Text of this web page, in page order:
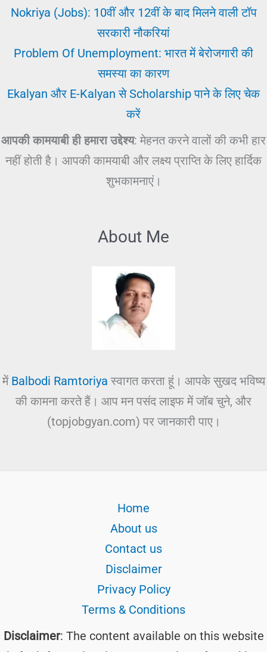
Nokriya (Jobs): 10वीं और 12वीं के बाद मिलने वाली टॉप
सरकारी नौकरियां
Problem Of Unemployment: भारत में बेरोजगारी की
समस्या का कारण
Ekalyan और E-Kalyan से Scholarship पाने के लिए चेक
करें
आपकी कामयाबी ही हमारा उद्देश्य: मेहनत करने वालों की कभी हार
नहीं होती है। आपकी कामयाबी और लक्ष्य प्राप्ति के लिए हार्दिक
शुभकामनाएं।
About Me
में Balbodi Ramtoriya स्वागत करता हूं। आपके सुखद भविष्य
की कामना करते हैं। आप मन पसंद लाइफ में जॉब चुने, और
(topjobgyan.com) पर जानकारी पाए।
Home
About us
Contact us
Disclaimer
Privacy Policy
Terms & Conditions
Disclaimer: The content available on this website